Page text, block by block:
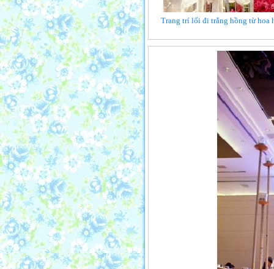
Trang trí lối đi trắng hồng từ hoa